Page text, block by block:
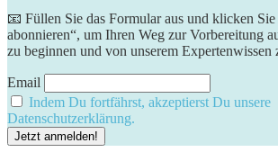
📧 Füllen Sie das Formular aus und klicken Sie
abonnieren“, um Ihren Weg zur Vorbereitung
zu beginnen und von unserem Expertenwissen
Email
Indem Du fortfährst, akzeptierst Du unsere
Datenschutzerklärung.